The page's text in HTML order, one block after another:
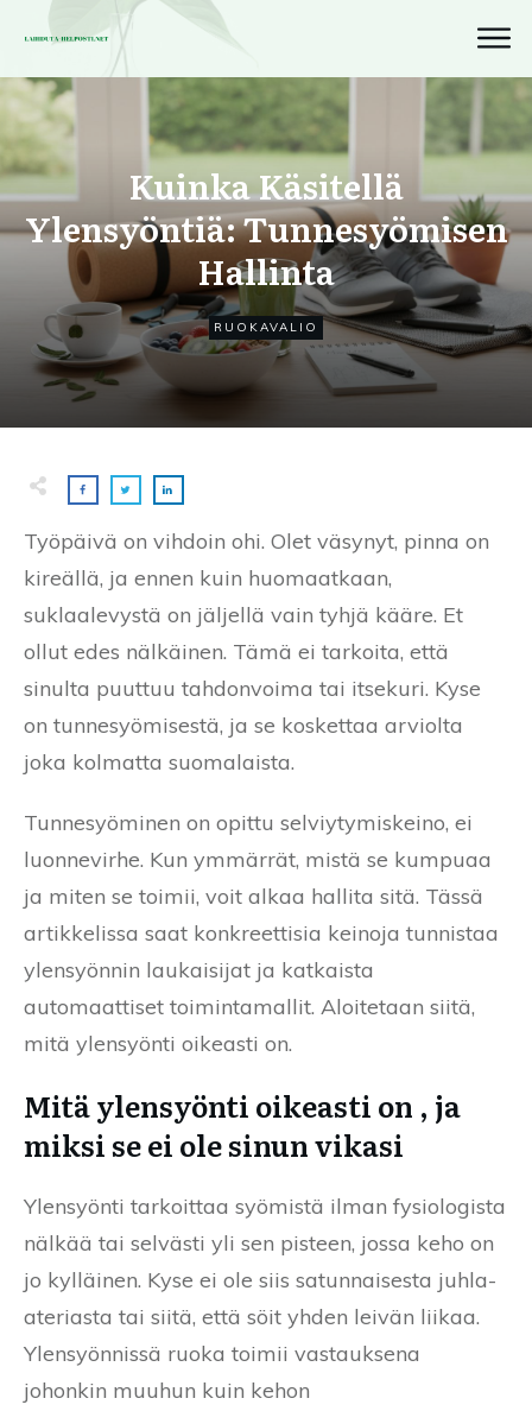
Kuinka Käsitellä
Ylensyöntiä: Tunnesyömisen
Hallinta
RUOKAVALIO
Työpäivä on vihdoin ohi. Olet väsynyt, pinna on
kireällä, ja ennen kuin huomaatkaan,
suklaalevystä on jäljellä vain tyhjä kääre. Et
ollut edes nälkäinen. Tämä ei tarkoita, että
sinulta puuttuu tahdonvoima tai itsekuri. Kyse
on tunnesyömisestä, ja se koskettaa arviolta
joka kolmatta suomalaista.
Tunnesyöminen on opittu selviytymiskeino, ei
luonnevirhe. Kun ymmärrät, mistä se kumpuaa
ja miten se toimii, voit alkaa hallita sitä. Tässä
artikkelissa saat konkreettisia keinoja tunnistaa
ylensyönnin laukaisijat ja katkaista
automaattiset toimintamallit. Aloitetaan siitä,
mitä ylensyönti oikeasti on.
Mitä ylensyönti oikeasti on , ja
miksi se ei ole sinun vikasi
Ylensyönti tarkoittaa syömistä ilman fysiologista
nälkää tai selvästi yli sen pisteen, jossa keho on
jo kylläinen. Kyse ei ole siis satunnaisesta juhla-
ateriasta tai siitä, että söit yhden leivän liikaa.
Ylensyönnissä ruoka toimii vastauksena
johonkin muuhun kuin kehon